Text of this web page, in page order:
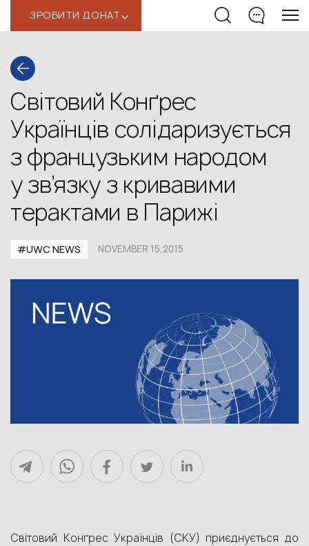
ЗРОБИТИ ДОНАТ‹
Світовий Конґрес
Українців солідаризується
з французьким народом
у зв’язку з кривавими
терактами в Парижі
#UWC NEWS NOVEMBER 15,2015
Світовий Конґрес Українців (СКУ) приєднується до